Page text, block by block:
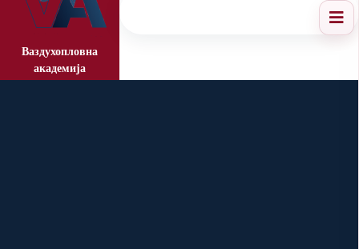
Ваздухопловна
академија